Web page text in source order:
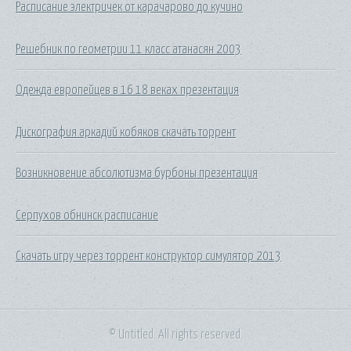
Расписание электричек от карачарово до кучино
Решебник по геометрии 11 класс атанасян 2003
Одежда европейцев в 16 18 веках презентация
Дискография аркадий кобяков скачать торрент
Возникновение абсолютизма бурбоны презентация
Серпухов обнинск расписание
Скачать игру через торрент конструктор симулятор 2013
© Untitled. All rights reserved.